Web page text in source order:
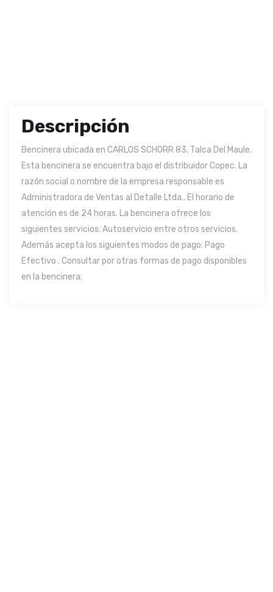
Descripción
Bencinera ubicada en CARLOS SCHORR 83, Talca Del Maule.
Esta bencinera se encuentra bajo el distribuidor Copec. La
razón social o nombre de la empresa responsable es
Administradora de Ventas al Detalle Ltda.. El horario de
atención es de 24 horas. La bencinera ofrece los
siguientes servicios: Autoservicio entre otros servicios.
Además acepta los siguientes modos de pago: Pago
Efectivo . Consultar por otras formas de pago disponibles
en la bencinera.